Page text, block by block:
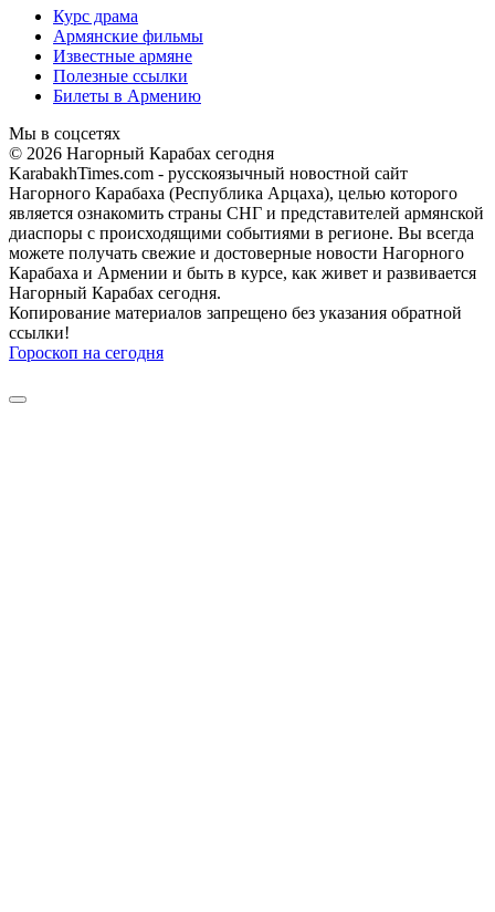
Курс драма
Армянские фильмы
Известные армяне
Полезные ссылки
Билеты в Армению
Мы в соцсетях
© 2026 Нагорный Карабах сегодня
KarabakhTimes.com - русскоязычный новостной сайт
Нагорного Карабаха (Республика Арцаха), целью которого
является ознакомить страны СНГ и представителей армянской
диаспоры с происходящими событиями в регионе. Вы всегда
можете получать свежие и достоверные новости Нагорного
Карабаха и Армении и быть в курсе, как живет и развивается
Нагорный Карабах сегодня.
Копирование материалов запрещено без указания обратной
ссылки!
Гороскоп на сегодня